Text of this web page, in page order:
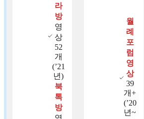
라
방
영
상
52
개
(’21
년)
북
톡
방
월
례
포
럼
영
상
39
개+
(’20
년~